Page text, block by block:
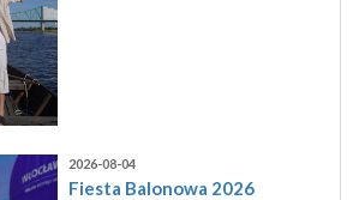
2026-08-04
Fiesta Balonowa 2026